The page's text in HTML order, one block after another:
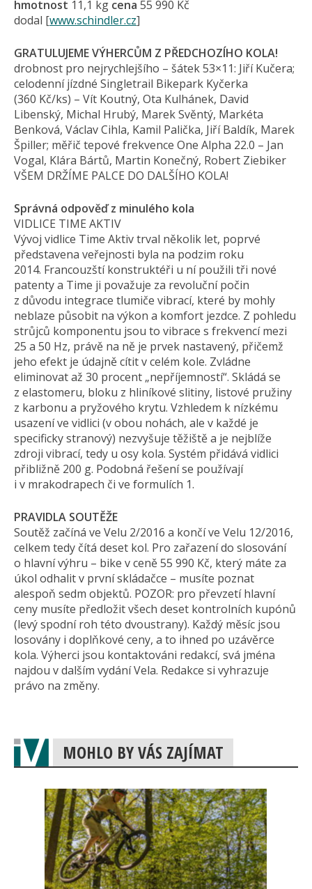
hmotnost 11,1 kg cena 55 990 Kč
dodal [www.schindler.cz]
GRATULUJEME VÝHERCŮM Z PŘEDCHOZÍHO KOLA!
drobnost pro nejrychlejšího – šátek 53×11: Jiří Kučera;
celodenní jízdné Singletrail Bikepark Kyčerka
(360 Kč/ks) – Vít Koutný, Ota Kulhánek, David
Libenský, Michal Hrubý, Marek Svěntý, Markéta
Benková, Václav Cihla, Kamil Palička, Jiří Baldík, Marek
Špiller; měřič tepové frekvence One Alpha 22.0 – Jan
Vogal, Klára Bártů, Martin Konečný, Robert Ziebiker
VŠEM DRŽÍME PALCE DO DALŠÍHO KOLA!
Správná odpověď z minulého kola
VIDLICE TIME AKTIV
Vývoj vidlice Time Aktiv trval několik let, poprvé
představena veřejnosti byla na podzim roku
2014. Francouzští konstruktéři u ní použili tři nové
patenty a Time ji považuje za revoluční počin
z důvodu integrace tlumiče vibrací, které by mohly
neblaze působit na výkon a komfort jezdce. Z pohledu
strůjců komponentu jsou to vibrace s frekvencí mezi
25 a 50 Hz, právě na ně je prvek nastavený, přičemž
jeho efekt je údajně cítit v celém kole. Zvládne
eliminovat až 30 procent „nepříjemností“. Skládá se
z elastomeru, bloku z hliníkové slitiny, listové pružiny
z karbonu a pryžového krytu. Vzhledem k nízkému
usazení ve vidlici (v obou nohách, ale v každé je
specificky stranový) nezvyšuje těžiště a je nejblíže
zdroji vibrací, tedy u osy kola. Systém přidává vidlici
přibližně 200 g. Podobná řešení se používají
i v mrakodrapech či ve formulích 1.
PRAVIDLA SOUTĚŽE
Soutěž začíná ve Velu 2/2016 a končí ve Velu 12/2016,
celkem tedy čítá deset kol. Pro zařazení do slosování
o hlavní výhru – bike v ceně 55 990 Kč, který máte za
úkol odhalit v první skládačce – musíte poznat
alespoň sedm objektů. POZOR: pro převzetí hlavní
ceny musíte předložit všech deset kontrolních kupónů
(levý spodní roh této dvoustrany). Každý měsíc jsou
losovány i doplňkové ceny, a to ihned po uzávěrce
kola. Výherci jsou kontaktováni redakcí, svá jména
najdou v dalším vydání Vela. Redakce si vyhrazuje
právo na změny.
MOHLO BY VÁS ZAJÍMAT